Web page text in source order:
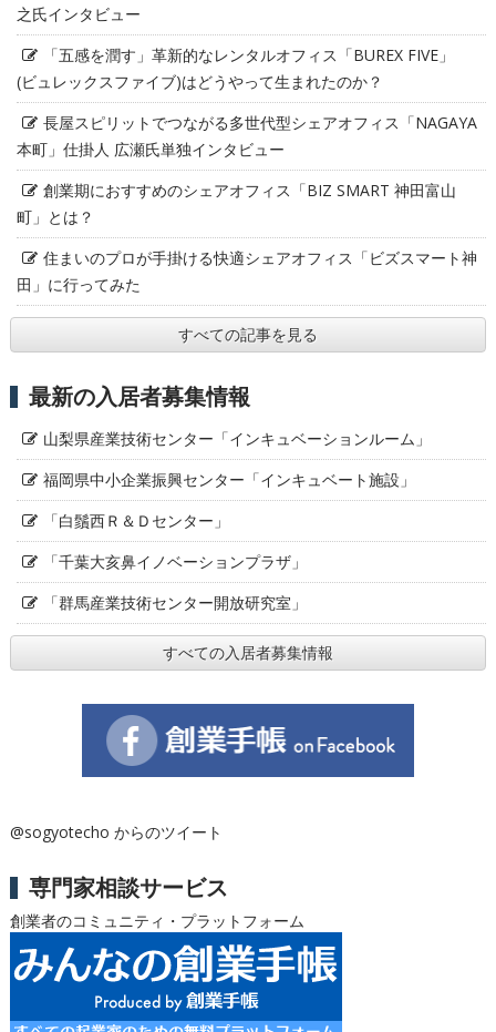
之氏インタビュー
「五感を潤す」革新的なレンタルオフィス「BUREX FIVE」
(ビュレックスファイブ)はどうやって生まれたのか？
長屋スピリットでつながる多世代型シェアオフィス「NAGAYA
本町」仕掛人 広瀬氏単独インタビュー
創業期におすすめのシェアオフィス「BIZ SMART 神田富山
町」とは？
住まいのプロが手掛ける快適シェアオフィス「ビズスマート神
田」に行ってみた
すべての記事を見る
最新の入居者募集情報
山梨県産業技術センター「インキュベーションルーム」
福岡県中小企業振興センター「インキュベート施設」
「白鬚西Ｒ＆Ｄセンター」
「千葉大亥鼻イノベーションプラザ」
「群馬産業技術センター開放研究室」
すべての入居者募集情報
@sogyotecho からのツイート
専門家相談サービス
創業者のコミュニティ・プラットフォーム